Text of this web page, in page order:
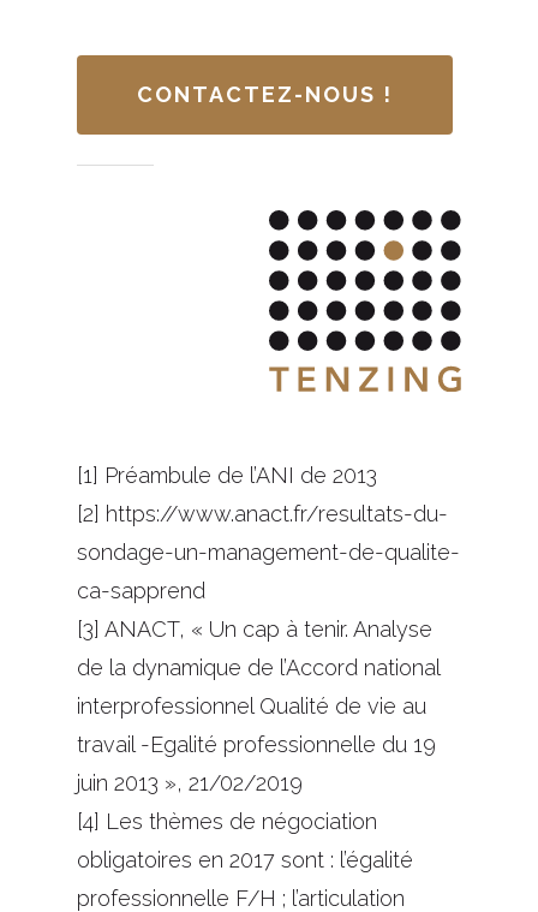
CONTACTEZ-NOUS !
[1] Préambule de l’ANI de 2013
[2] https://www.anact.fr/resultats-du-
sondage-un-management-de-qualite-
ca-sapprend
[3] ANACT, « Un cap à tenir. Analyse
de la dynamique de l’Accord national
interprofessionnel Qualité de vie au
travail -Egalité professionnelle du 19
juin 2013 », 21/02/2019
[4] Les thèmes de négociation
obligatoires en 2017 sont : l’égalité
professionnelle F/H ; l’articulation